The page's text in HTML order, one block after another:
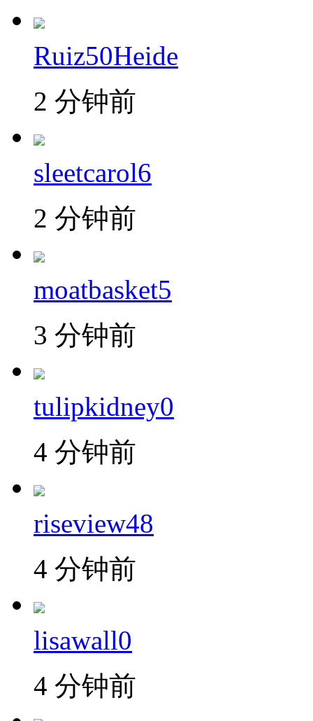
Ruiz50Heide
2 分钟前
sleetcarol6
2 分钟前
moatbasket5
3 分钟前
tulipkidney0
4 分钟前
riseview48
4 分钟前
lisawall0
4 分钟前